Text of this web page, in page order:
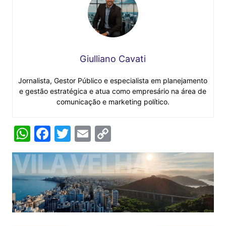
Giulliano Cavati
Jornalista, Gestor Público e especialista em planejamento
e gestão estratégica e atua como empresário na área de
comunicação e marketing político.
W
h
at
s
A
p
F
a
c
e
b
o
T
w
itt
er
E
m
ai
l
C
o
p
y
Li
n